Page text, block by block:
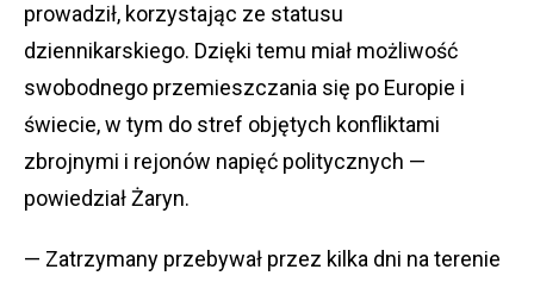
prowadził, korzystając ze statusu
dziennikarskiego. Dzięki temu miał możliwość
swobodnego przemieszczania się po Europie i
świecie, w tym do stref objętych konfliktami
zbrojnymi i rejonów napięć politycznych —
powiedział Żaryn.
— Zatrzymany przebywał przez kilka dni na terenie